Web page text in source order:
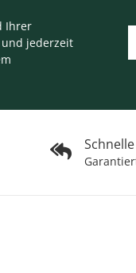
Ihrer
jederzeit